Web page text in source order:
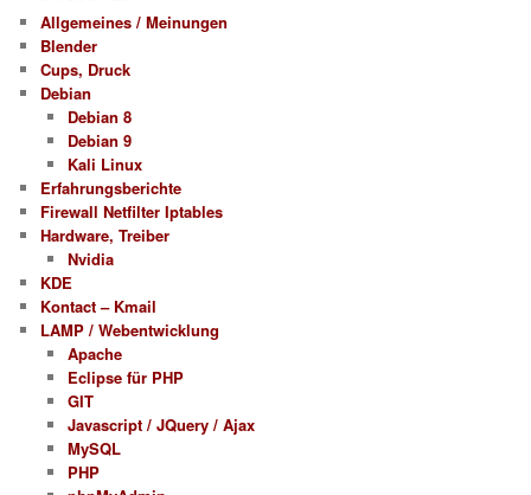
Allgemeines / Meinungen
Blender
Cups, Druck
Debian
Debian 8
Debian 9
Kali Linux
Erfahrungsberichte
Firewall Netfilter Iptables
Hardware, Treiber
Nvidia
KDE
Kontact – Kmail
LAMP / Webentwicklung
Apache
Eclipse für PHP
GIT
Javascript / JQuery / Ajax
MySQL
PHP